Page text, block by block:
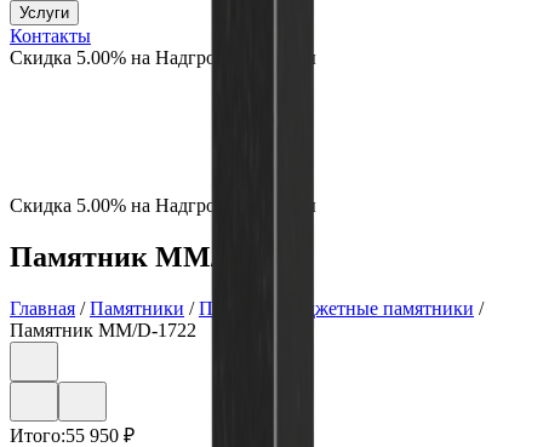
Услуги
Контакты
Скидка 5.00% на Надгробные плиты
Скидка 5.00% на Надгробные плиты
Памятник ММ/D-1722
Главная /Памятники /По цене Бюджетные памятники /
Памятник ММ/D-1722
Итого:55 950 ₽